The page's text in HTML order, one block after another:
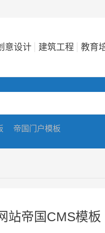
意设计 建筑工程 教育
帝国门户模板
站帝国CMS模板